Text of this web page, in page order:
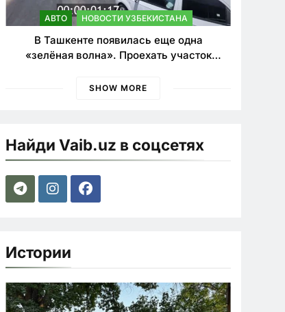
АВТО НОВОСТИ УЗБЕКИСТАНА
В Ташкенте появилась еще одна
«зелёная волна». Проехать участок
SHOW MORE
Найди Vaib.uz в соцсетях
Истории